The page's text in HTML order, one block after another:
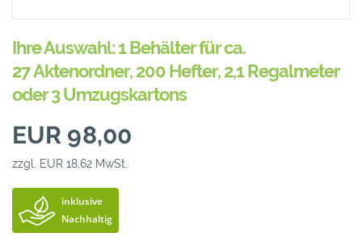
Ihre Auswahl: 1 Behälter für ca.
27 Aktenordner, 200 Hefter, 2,1 Regalmeter
oder 3 Umzugskartons
EUR 98,00
zzgl. EUR 18,62 MwSt.
inklusive
Nachhaltig